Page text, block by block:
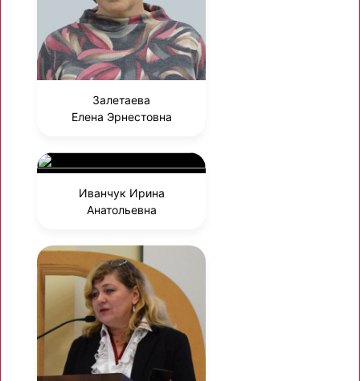
Залетаева
Елена Эрнестовна
Иванчук Ирина
Анатольевна